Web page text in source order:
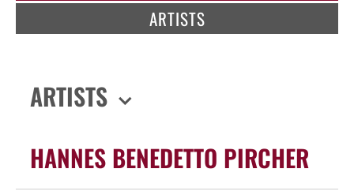
ARTISTS
ARTISTS
HANNES BENEDETTO PIRCHER